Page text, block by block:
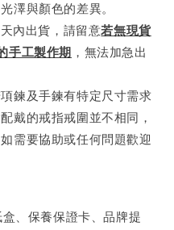
澤與顏色的差異。
內出貨，請留意若無現貨
手工製作期 ，無法加急出
鍊及手鍊有特定尺寸需求
戴的戒指戒圍並不相同，
需要協助或任何問題歡迎
、保養保證卡、品牌提